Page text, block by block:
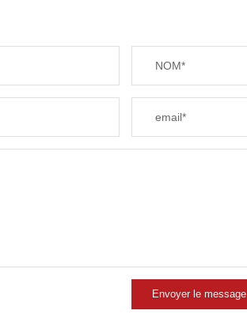
COMMERCES
NOM*
email*
Envoyer le message